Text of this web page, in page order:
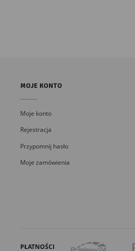
MOJE KONTO
Moje konto
Rejestracja
Przypomnij hasło
Moje zamówienia
PŁATNOŚCI